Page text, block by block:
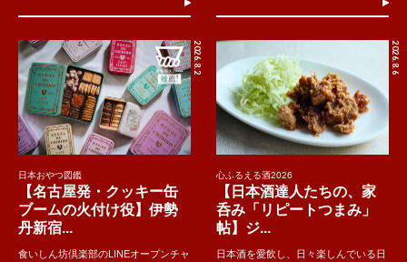
2026.8.2
日本おやつ図鑑
【名古屋発・クッキー缶
ブームの火付け役】伊勢
丹新宿...
食いしん坊倶楽部のLINEオープンチャ
2026.8.6
心ふるえる酒2026
【日本酒達人たちの、家
呑み「リピートつまみ」
帖】ジ...
日本酒を愛飲し、日々楽しんでいる日